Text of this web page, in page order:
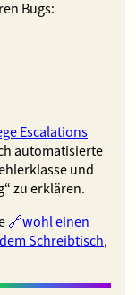
Bugs:
Escalations
automatisierte
und
zu erklären.
wohl einen
Schreibtisch,